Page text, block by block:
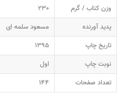
وزن کتاب / گرم
230
پدید آورنده
مسعود سلمه ای
تاریخ چاپ
1395
نوبت چاپ
اول
تعداد صفحات
144